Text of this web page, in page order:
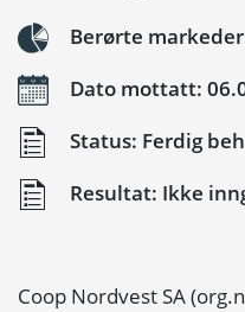
Berørte
Dato mottatt:
Status: Ferdig
Resultat: Ikke
Coop Nordvest SA